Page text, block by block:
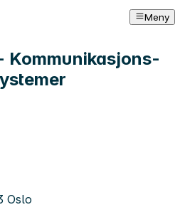
Meny
Kommunikasjons-
Oslo